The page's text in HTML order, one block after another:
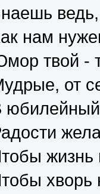
нам
твой -
от
жизнь
хворь